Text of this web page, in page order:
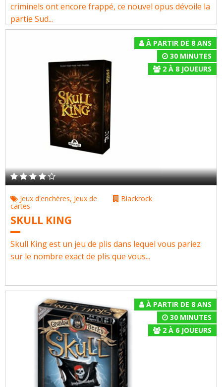
criminels ont encore frappé, ce nouvel opus dévoile la
partie Sud...
À PARTIR DE 8 ANS
30 MINUTES
2À 8JOUEURS
Jeux d'enchères, Jeux de
cartes
Blackrock
SKULL KING
Skull King est un jeu de plis dans lequel vous pariez
sur le nombre exact de plis que vous...
À PARTIR DE 8 ANS
30 MINUTES
2À 6JOUEURS